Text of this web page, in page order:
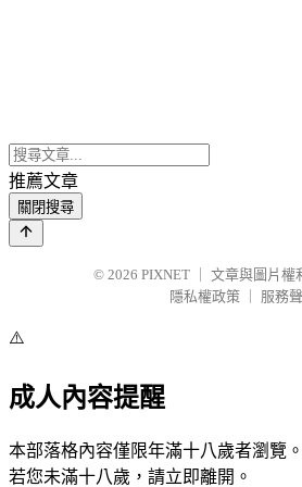
推薦文章
關閉搜尋
© 2026 PIXNET
文章與圖片權
隱私權政策
服務
⚠️
成人內容提醒
本部落格內容僅限年滿十八歲者瀏覽。
若您未滿十八歲，請立即離開。